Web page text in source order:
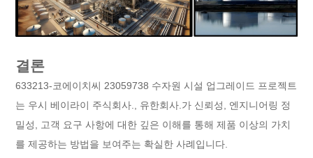
결론
633213-코에이치씨 23059738 수자원 시설 업그레이드 프로젝트
는 우시 베이라이 주식회사., 유한회사.가 신뢰성, 엔지니어링 정
밀성, 고객 요구 사항에 대한 깊은 이해를 통해 제품 이상의 가치
를 제공하는 방법을 보여주는 확실한 사례입니다.